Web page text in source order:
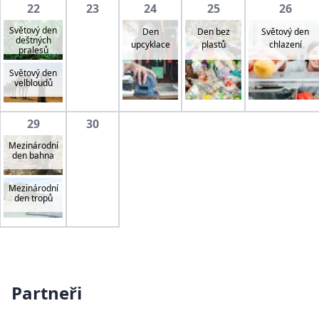
22
Světový den
deštných
pralesů
Světový den
velbloudů
23 24
Den
upcyklace
25
Den bez
plastů
26
Světový den
chlazení
29
Mezinárodní
den bahna
Mezinárodní
den tropů
30
Partneři